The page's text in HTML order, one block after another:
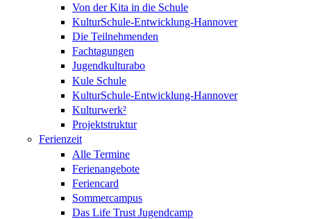
Von der Kita in die Schule
KulturSchule-Entwicklung-Hannover
Die Teilnehmenden
Fachtagungen
Jugendkulturabo
Kule Schule
KulturSchule-Entwicklung-Hannover
Kulturwerk²
Projektstruktur
Ferienzeit
Alle Termine
Ferienangebote
Feriencard
Sommercampus
Das Life Trust Jugendcamp